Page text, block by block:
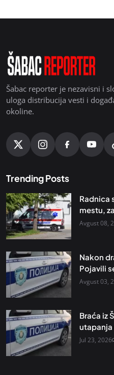
Šabac reporter je nezavisni i
uloga distribucija vesti i
okoline.
Trending Posts
Radnica
mestu,
Avgust 08,
Nakon
Pojavili
Avgust 03,
Braća iz
utapanja
Jul 23, 2026